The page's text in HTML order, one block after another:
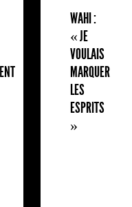
WAHI :
« JE
VOULAIS
MARQUER
LES
ESPRITS
»